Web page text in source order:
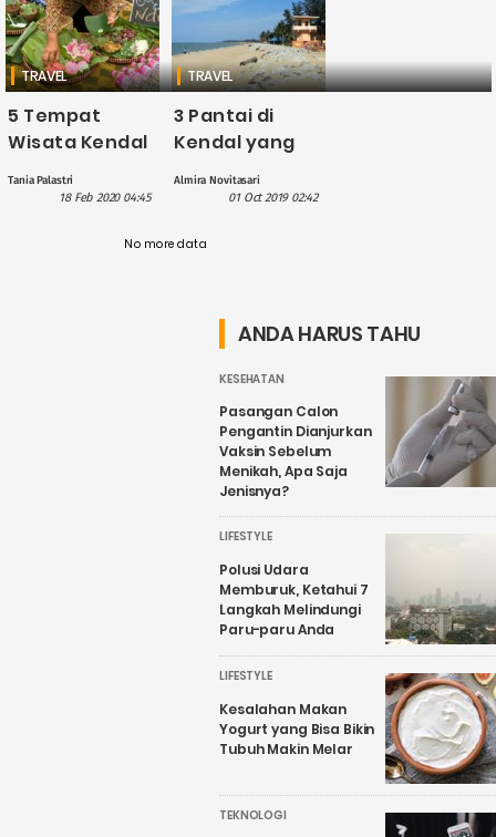
TRAVEL
5 Tempat
Wisata Kendal
Ini Paling
Populer
Tania Palastri
18 Feb 2020 04:45
TRAVEL
3 Pantai di
Kendal yang
Cocok untuk
Berlibur
Teman atau
Almira Novitasari
01 Oct 2019 02:42
No more data
ANDA HARUS TAHU
KESEHATAN
Pasangan Calon
Pengantin Dianjurkan
Vaksin Sebelum
Menikah, Apa Saja
Jenisnya?
LIFESTYLE
Polusi Udara
Memburuk, Ketahui 7
Langkah Melindungi
Paru-paru Anda
LIFESTYLE
Kesalahan Makan
Yogurt yang Bisa Bikin
Tubuh Makin Melar
TEKNOLOGI